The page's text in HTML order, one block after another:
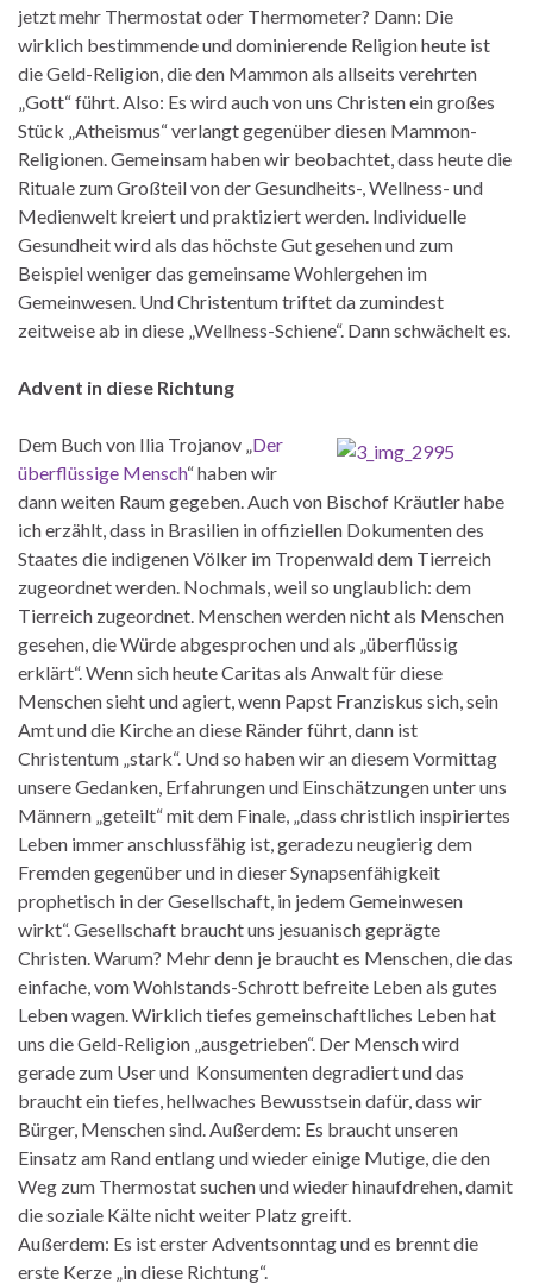
jetzt mehr Thermostat oder Thermometer? Dann: Die
wirklich bestimmende und dominierende Religion heute ist
die Geld-Religion, die den Mammon als allseits verehrten
„Gott“ führt. Also: Es wird auch von uns Christen ein großes
Stück „Atheismus“ verlangt gegenüber diesen Mammon-
Religionen. Gemeinsam haben wir beobachtet, dass heute die
Rituale zum Großteil von der Gesundheits-, Wellness- und
Medienwelt kreiert und praktiziert werden. Individuelle
Gesundheit wird als das höchste Gut gesehen und zum
Beispiel weniger das gemeinsame Wohlergehen im
Gemeinwesen. Und Christentum triftet da zumindest
zeitweise ab in diese „Wellness-Schiene“. Dann schwächelt es.
Advent in diese Richtung
Dem Buch von Ilia Trojanov „Der
überflüssige Mensch“ haben wir
dann weiten Raum gegeben. Auch von Bischof Kräutler habe
ich erzählt, dass in Brasilien in offiziellen Dokumenten des
Staates die indigenen Völker im Tropenwald dem Tierreich
zugeordnet werden. Nochmals, weil so unglaublich: dem
Tierreich zugeordnet. Menschen werden nicht als Menschen
gesehen, die Würde abgesprochen und als „überflüssig
erklärt“. Wenn sich heute Caritas als Anwalt für diese
Menschen sieht und agiert, wenn Papst Franziskus sich, sein
Amt und die Kirche an diese Ränder führt, dann ist
Christentum „stark“. Und so haben wir an diesem Vormittag
unsere Gedanken, Erfahrungen und Einschätzungen unter uns
Männern „geteilt“ mit dem Finale, „dass christlich inspiriertes
Leben immer anschlussfähig ist, geradezu neugierig dem
Fremden gegenüber und in dieser Synapsenfähigkeit
prophetisch in der Gesellschaft, in jedem Gemeinwesen
wirkt“. Gesellschaft braucht uns jesuanisch geprägte
Christen. Warum? Mehr denn je braucht es Menschen, die das
einfache, vom Wohlstands-Schrott befreite Leben als gutes
Leben wagen. Wirklich tiefes gemeinschaftliches Leben hat
uns die Geld-Religion „ausgetrieben“. Der Mensch wird
gerade zum User und Konsumenten degradiert und das
braucht ein tiefes, hellwaches Bewusstsein dafür, dass wir
Bürger, Menschen sind. Außerdem: Es braucht unseren
Einsatz am Rand entlang und wieder einige Mutige, die den
Weg zum Thermostat suchen und wieder hinaufdrehen, damit
die soziale Kälte nicht weiter Platz greift.
Außerdem: Es ist erster Adventsonntag und es brennt die
erste Kerze „in diese Richtung“.